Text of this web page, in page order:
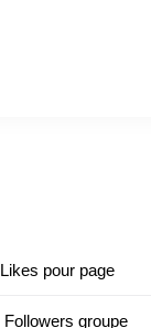
Likes pour page
Followers groupe